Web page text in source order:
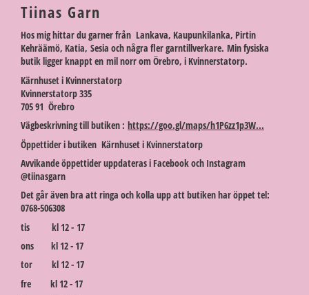
Tiinas Garn
Hos mig hittar du garner från Lankava, Kaupunkilanka, Pirtin
Kehräämö, Katia, Sesia och några fler garntillverkare. Min fysiska
butik ligger knappt en mil norr om Örebro, i Kvinnerstatorp.
Kärnhuset i Kvinnerstatorp
Kvinnerstatorp 335
705 91 Örebro
Vägbeskrivning till butiken : https://goo.gl/maps/h1P6zz1p3W...
Öppettider i butiken Kärnhuset i Kvinnerstatorp
Avvikande öppettider uppdateras i Facebook och Instagram
@tiinasgarn
Det går även bra att ringa och kolla upp att butiken har öppet tel:
0768-506308
tis kl 12 - 17
ons kl 12 - 17
tor kl 12 - 17
fre kl 12 - 17